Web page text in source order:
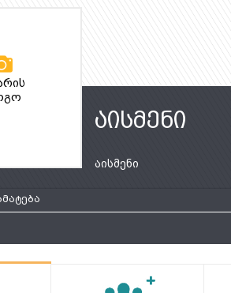
აისმენი
აისმენი